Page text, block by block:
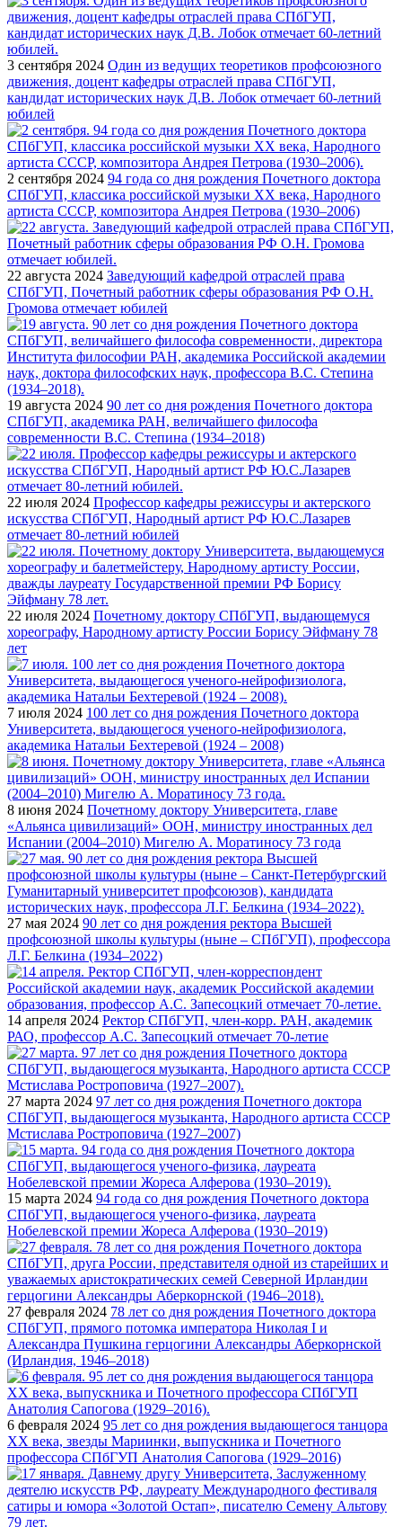
3 сентября 2024 Один из ведущих теоретиков профсоюзного
движения, доцент кафедры отраслей права СПбГУП,
кандидат исторических наук Д.В. Лобок отмечает 60-летний
юбилей
2 сентября 2024 94 года со дня рождения Почетного доктора
СПбГУП, классика российской музыки ХХ века, Народного
артиста СССР, композитора Андрея Петрова (1930–2006)
22 августа 2024 Заведующий кафедрой отраслей права
СПбГУП, Почетный работник сферы образования РФ О.Н.
Громова отмечает юбилей
19 августа 2024 90 лет со дня рождения Почетного доктора
СПбГУП, академика РАН, величайшего философа
современности В.С. Степина (1934–2018)
22 июля 2024 Профессор кафедры режиссуры и актерского
искусства СПбГУП, Народный артист РФ Ю.С.Лазарев
отмечает 80-летний юбилей
22 июля 2024 Почетному доктору СПбГУП, выдающемуся
хореографу, Народному артисту России Борису Эйфману 78
лет
7 июля 2024 100 лет со дня рождения Почетного доктора
Университета, выдающегося ученого-нейрофизиолога,
академика Натальи Бехтеревой (1924 – 2008)
8 июня 2024 Почетному доктору Университета, главе
«Альянса цивилизаций» ООН, министру иностранных дел
Испании (2004–2010) Мигелю А. Моратиносу 73 года
27 мая 2024 90 лет со дня рождения ректора Высшей
профсоюзной школы культуры (ныне – СПбГУП), профессора
Л.Г. Белкина (1934–2022)
14 апреля 2024 Ректор СПбГУП, член-корр. РАН, академик
РАО, профессор А.С. Запесоцкий отмечает 70-летие
27 марта 2024 97 лет со дня рождения Почетного доктора
СПбГУП, выдающегося музыканта, Народного артиста СССР
Мстислава Ростроповича (1927–2007)
15 марта 2024 94 года со дня рождения Почетного доктора
СПбГУП, выдающегося ученого-физика, лауреата
Нобелевской премии Жореса Алферова (1930–2019)
27 февраля 2024 78 лет со дня рождения Почетного доктора
СПбГУП, прямого потомка императора Николая I и
Александра Пушкина герцогини Александры Аберкорнской
(Ирландия, 1946–2018)
6 февраля 2024 95 лет со дня рождения выдающегося танцора
XX века, звезды Мариинки, выпускника и Почетного
профессора СПбГУП Анатолия Сапогова (1929–2016)